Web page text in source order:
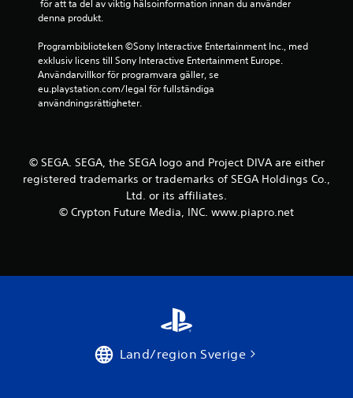
2
0
denna produkt.
Programbiblioteken ©Sony Interactive Entertainment Inc., med
exklusiv licens till Sony Interactive Entertainment Europe.
Användarvillkor för programvara gäller, se
eu.playstation.com/legal för fullständiga
användningsrättigheter.
© SEGA. SEGA, the SEGA logo and Project DIVA are either
registered trademarks or trademarks of SEGA Holdings Co.,
Ltd. or its affiliates.
© Crypton Future Media, INC. www.piapro.net
Land/region Sverige